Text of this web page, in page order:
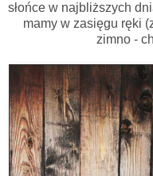
słońce w najbliższych
mamy w zasięgu ręki
zimno -